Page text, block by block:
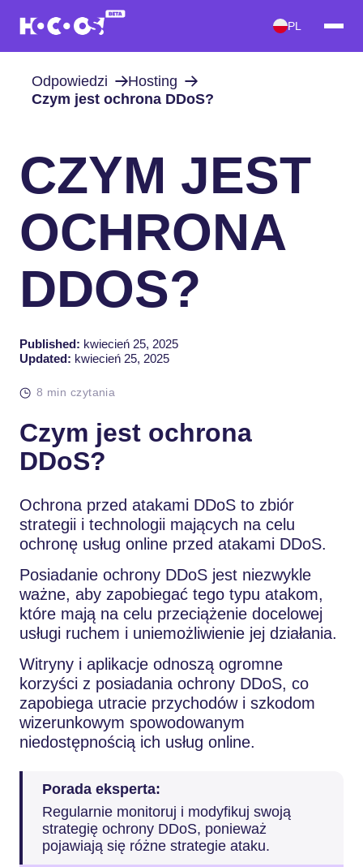
PL
Odpowiedzi
Hosting
Czym jest ochrona DDoS?
CZYM JEST
OCHRONA
DDOS?
Published: kwiecień 25, 2025
Updated: kwiecień 25, 2025
8 min czytania
Czym jest ochrona
DDoS?
Ochrona przed atakami DDoS to zbiór
strategii i technologii mających na celu
ochronę usług online przed atakami DDoS.
Posiadanie ochrony DDoS jest niezwykle
ważne, aby zapobiegać tego typu atakom,
które mają na celu przeciążenie docelowej
usługi ruchem i uniemożliwienie jej działania.
Witryny i aplikacje odnoszą ogromne
korzyści z posiadania ochrony DDoS, co
zapobiega utracie przychodów i szkodom
wizerunkowym spowodowanym
niedostępnością ich usług online.
Porada eksperta:
Regularnie monitoruj i modyfikuj swoją
strategię ochrony DDoS, ponieważ
pojawiają się różne strategie ataku.